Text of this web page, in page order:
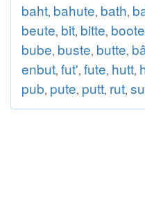
baht, bahute, bath,
beute, bit, bitte,
bube, buste, butte,
enbut, fut', fute, hutt,
pub, pute, putt, rut,